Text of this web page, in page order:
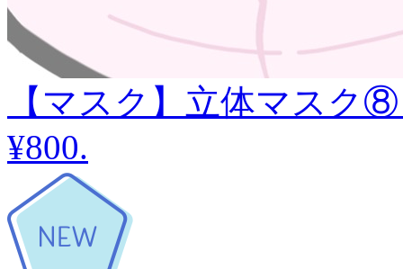
【マスク】立体マスク
¥800.